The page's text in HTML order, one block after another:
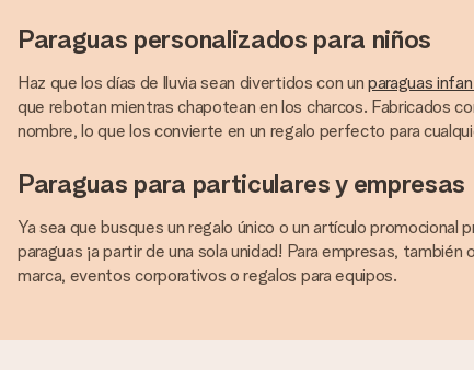
Paraguas personalizados para niños
Haz que los días de lluvia sean divertidos con un paraguas
que rebotan mientras chapotean en los charcos. Fabricados
nombre, lo que los convierte en un regalo perfecto para
Paraguas para particulares y empresas
Ya sea que busques un regalo único o un artículo
paraguas ¡a partir de una sola unidad! Para empresas,
marca, eventos corporativos o regalos para equipos.